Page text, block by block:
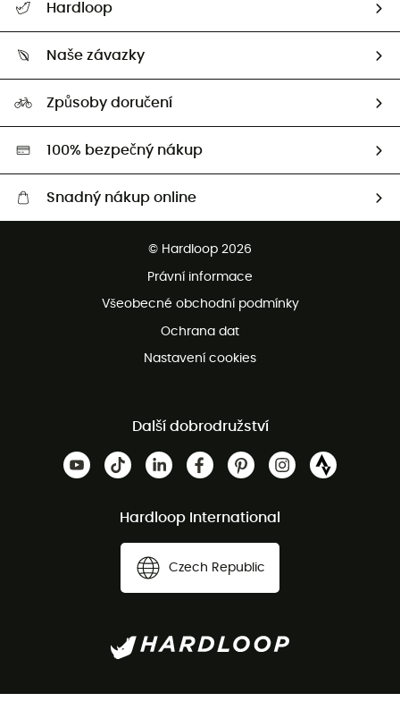
Vrácení zboží a peněz
Hardloop
Naši Ambasadoři
Naše závazky
Second hand
HardGreen
Způsoby doručení
100% bezpečný nákup
Snadný nákup online
Bezplatné vrácení do 100 dnů
Bezplatná zákaznická služba
© Hardloop 2026
Právní informace
Všeobecné obchodní podmínky
Ochrana dat
Nastavení cookies
Další dobrodružství
Hardloop International
Czech Republic